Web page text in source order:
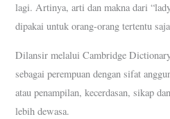
lagi. Artinya, arti dan makna dari
dipakai untuk orang-orang tertentu
Dilansir melalui Cambridge
sebagai perempuan dengan sifat
atau penampilan, kecerdasan, sikap
lebih dewasa.